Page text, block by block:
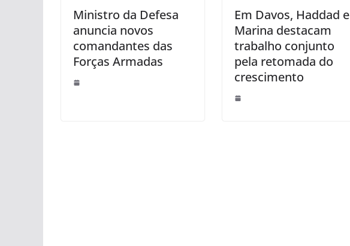
Ministro da Defesa
anuncia novos
comandantes das
Forças Armadas
Em Davos, Haddad e
Marina destacam
trabalho conjunto
pela retomada do
crescimento